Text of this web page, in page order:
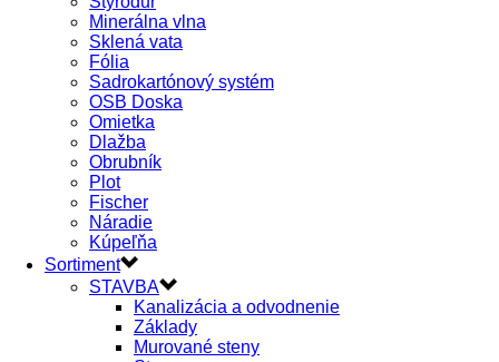
Minerálna vlna
Sklená vata
Fólia
Sadrokartónový systém
OSB Doska
Omietka
Dlažba
Obrubník
Plot
Fischer
Náradie
Kúpeľňa
Sortiment
STAVBA
Kanalizácia a odvodnenie
Základy
Murované steny